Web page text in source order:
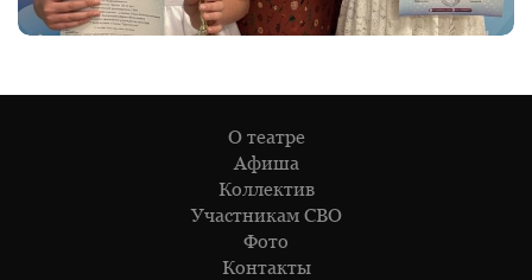
О театре
Афиша
Коллектив
Участникам СВО
Фото
Контакты